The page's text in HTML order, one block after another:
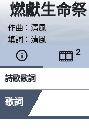
燃獻生命祭
作曲： 清風
填詞： 清風
  2
詩歌歌詞
歌詞